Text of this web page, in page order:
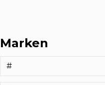
Marken
#